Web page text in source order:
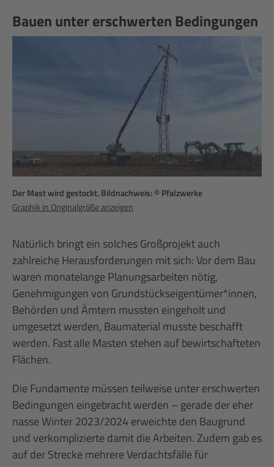
Bauen unter erschwerten Bedingungen
Der Mast wird gestockt. Bildnachweis: © Pfalzwerke
Graphik in Originalgröße anzeigen
Natürlich bringt ein solches Großprojekt auch
zahlreiche Herausforderungen mit sich: Vor dem Bau
waren monatelange Planungsarbeiten nötig,
Genehmigungen von Grundstückseigentümer*innen,
Behörden und Ämtern mussten eingeholt und
umgesetzt werden, Baumaterial musste beschafft
werden. Fast alle Masten stehen auf bewirtschafteten
Flächen.
Die Fundamente müssen teilweise unter erschwerten
Bedingungen eingebracht werden – gerade der eher
nasse Winter 2023/2024 erweichte den Baugrund
und verkomplizierte damit die Arbeiten. Zudem gab es
auf der Strecke mehrere Verdachtsfälle für